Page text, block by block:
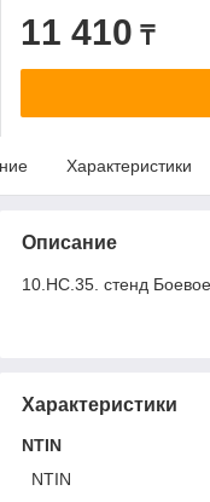
11 410 ₸
Характеристики
Описание
10.НС.35. стенд
Характеристики
NTIN
NTIN